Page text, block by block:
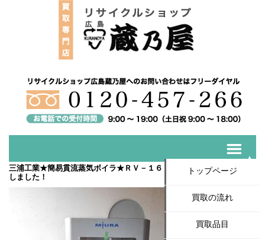
トップページ
買取の流れ
買取品目
三浦工業★簡易貫流蒸気ボイラ★ＲＶ－１６０Ｚ★2011年★製入荷いた
しました！